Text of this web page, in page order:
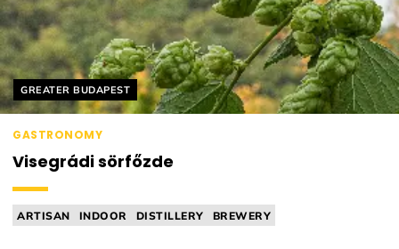
Helyszín címkék:
GREATER BUDAPEST
GASTRONOMY
Visegrádi sörfőzde
ARTISAN INDOOR DISTILLERY BREWERY